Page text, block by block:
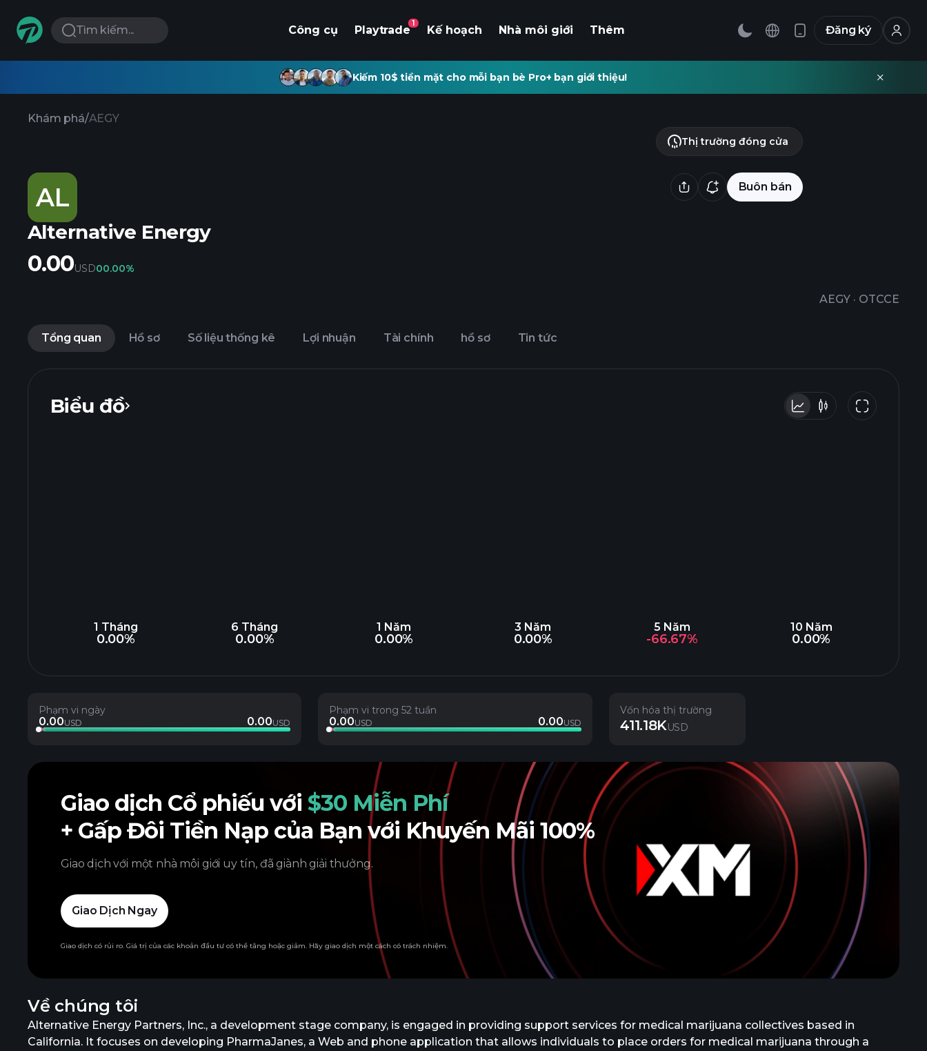
Tìm kiếm... Công cụ Playtrade
1
Kế hoạch Nhà môi giới Thêm Đăng ký
Kiếm 10$ tiền mặt cho mỗi bạn bè Pro+ bạn giới thiệu!
Khám phá/AEGY
AL Buôn bán
Alternative Energy
AEGY · OTCCE
Thị trường đóng cửa
0.00USD00.00%
Tổng quan Hồ sơ Số liệu thống kê Lợi nhuận Tài chính hồ sơ Tin tức
Biểu đồ
1 Tháng
0.00%
6 Tháng
0.00%
1 Năm
0.00%
3 Năm
0.00%
5 Năm
-66.67%
10 Năm
0.00%
Phạm vi ngày
0.00USD 0.00USD
Phạm vi trong 52 tuần
0.00USD 0.00USD
Vốn hóa thị trường
411.18KUSD
Về chúng tôi
Alternative Energy Partners, Inc., a development stage company, is engaged in providing support services for medical marijuana collectives based in
California. It focuses on developing PharmaJanes, a Web and phone application that allows individuals to place orders for medical marijuana through a
Giao dịch Cổ phiếu với $30 Miễn Phí
+ Gấp Đôi Tiền Nạp của Bạn với Khuyến Mãi 100%
Giao dịch với một nhà môi giới uy tín, đã giành giải thưởng.
Giao Dịch Ngay
Giao dịch có rủi ro. Giá trị của các khoản đầu tư có thể tăng hoặc giảm. Hãy giao dịch một cách có trách nhiệm.